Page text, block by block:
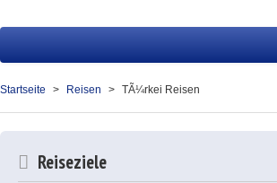
Service
Startseite Reisen TÃ¼rkei Reisen
Reiseziele